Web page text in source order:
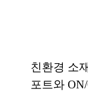
친환경 소
포트와